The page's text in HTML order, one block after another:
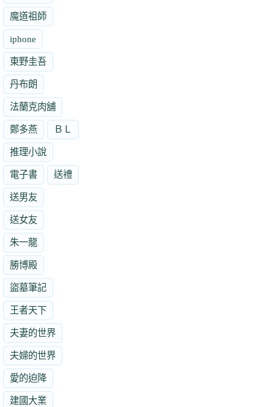
魔道祖師
iphone
東野圭吾
丹布朗
法蘭克肉舖
鄭多燕 ＢＬ
推理小說
電子書 送禮
送男友
送女友
朱一龍
勝博殿
盜墓筆記
王者天下
夫妻的世界
夫婦的世界
愛的迫降
建國大業